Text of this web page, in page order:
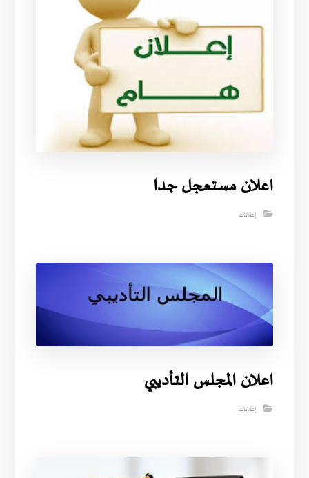
اعلان مستعجل جدا
إعلانات
اعلان المجلس التأديبي
إعلانات